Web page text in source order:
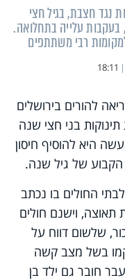
נגד חצבת, בגיל חצי
עלייה בתחלואה.
רבי משתתפים
|
18:11
להורים בירושלים
בני חצי שנה
היא להוסיף חיסון
של גיל שנה.
החולים בו נכתב
וישנם חולים
שלשום דווח על
בשל מצב קשה
חובר גם ילד בן